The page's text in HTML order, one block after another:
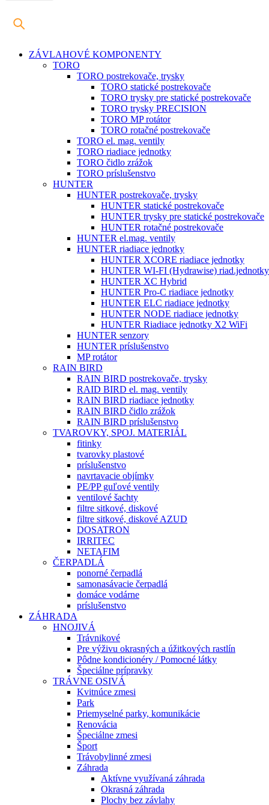
ZÁVLAHOVÉ KOMPONENTY
TORO
TORO postrekovače, trysky
TORO statické postrekovače
TORO trysky pre statické postrekovače
TORO trysky PRECISION
TORO MP rotátor
TORO rotačné postrekovače
TORO el. mag. ventily
TORO riadiace jednotky
TORO čidlo zrážok
TORO príslušenstvo
HUNTER
HUNTER postrekovače, trysky
HUNTER statické postrekovače
HUNTER trysky pre statické postrekovače
HUNTER rotačné postrekovače
HUNTER el.mag. ventily
HUNTER riadiace jednotky
HUNTER XCORE riadiace jednotky
HUNTER WI-FI (Hydrawise) riad.jednotky
HUNTER XC Hybrid
HUNTER Pro-C riadiace jednotky
HUNTER ELC riadiace jednotky
HUNTER NODE riadiace jednotky
HUNTER Riadiace jednotky X2 WiFi
HUNTER senzory
HUNTER príslušenstvo
MP rotátor
RAIN BIRD
RAIN BIRD postrekovače, trysky
RAID BIRD el. mag. ventily
RAIN BIRD riadiace jednotky
RAIN BIRD čidlo zrážok
RAIN BIRD príslušenstvo
TVAROVKY, SPOJ. MATERIÁL
fitinky
tvarovky plastové
príslušenstvo
navrtavacie objímky
PE/PP guľové ventily
ventilové šachty
filtre sitkové, diskové
filtre sitkové, diskové AZUD
DOSATRON
IRRITEC
NETAFIM
ČERPADLÁ
ponorné čerpadlá
samonasávacie čerpadlá
domáce vodárne
príslušenstvo
ZÁHRADA
HNOJIVÁ
Trávnikové
Pre výživu okrasných a úžitkových rastlín
Pôdne kondicionéry / Pomocné látky
Špeciálne prípravky
TRÁVNE OSIVÁ
Kvitnúce zmesi
Park
Priemyselné parky, komunikácie
Renovácia
Špeciálne zmesi
Šport
Trávobylinné zmesi
Záhrada
Aktívne využívaná záhrada
Okrasná záhrada
Plochy bez závlahy